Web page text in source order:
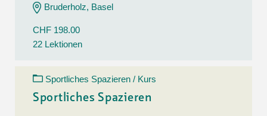
Bruderholz, Basel
CHF 198.00
22 Lektionen
Sportliches Spazieren / Kurs
Sportliches Spazieren